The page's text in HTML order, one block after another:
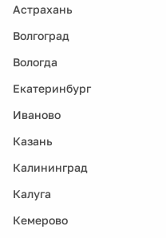
Астрахань
Волгоград
Вологда
Екатеринбург
Иваново
Казань
Калининград
Калуга
Кемерово